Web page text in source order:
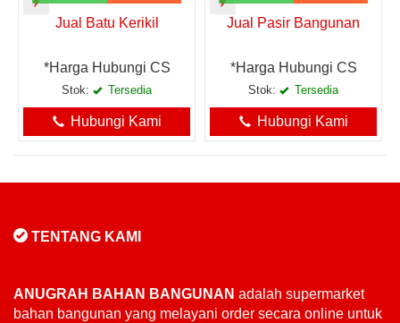
Jual Batu Kerikil
*Harga Hubungi CS
Stok: Tersedia
Hubungi Kami
Jual Pasir Bangunan
*Harga Hubungi CS
Stok: Tersedia
Hubungi Kami
TENTANG KAMI
ANUGRAH BAHAN BANGUNAN adalah supermarket
bahan bangunan yang melayani order secara online untuk